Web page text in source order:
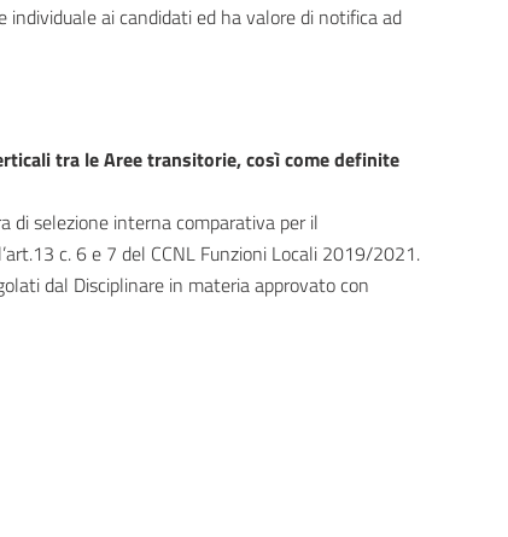
ai candidati ed ha valore di notifica ad
tra le Aree transitorie, così come definite
selezione interna comparativa per il
c. 6 e 7 del CCNL Funzioni Locali 2019/2021.
dal Disciplinare in materia approvato con